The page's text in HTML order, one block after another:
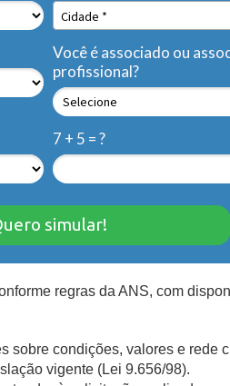
Cidade *
Cidade*
Você é associado ou
profissional?
7 + 5 = ?
simular!
regras da ANS, com
sobre condições, valores e rede
vigente (Lei 9.656/98).